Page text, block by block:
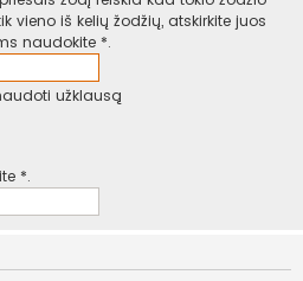
vieno iš kelių žodžių, atskirkite juos
naudokite *.
užklausą
*.